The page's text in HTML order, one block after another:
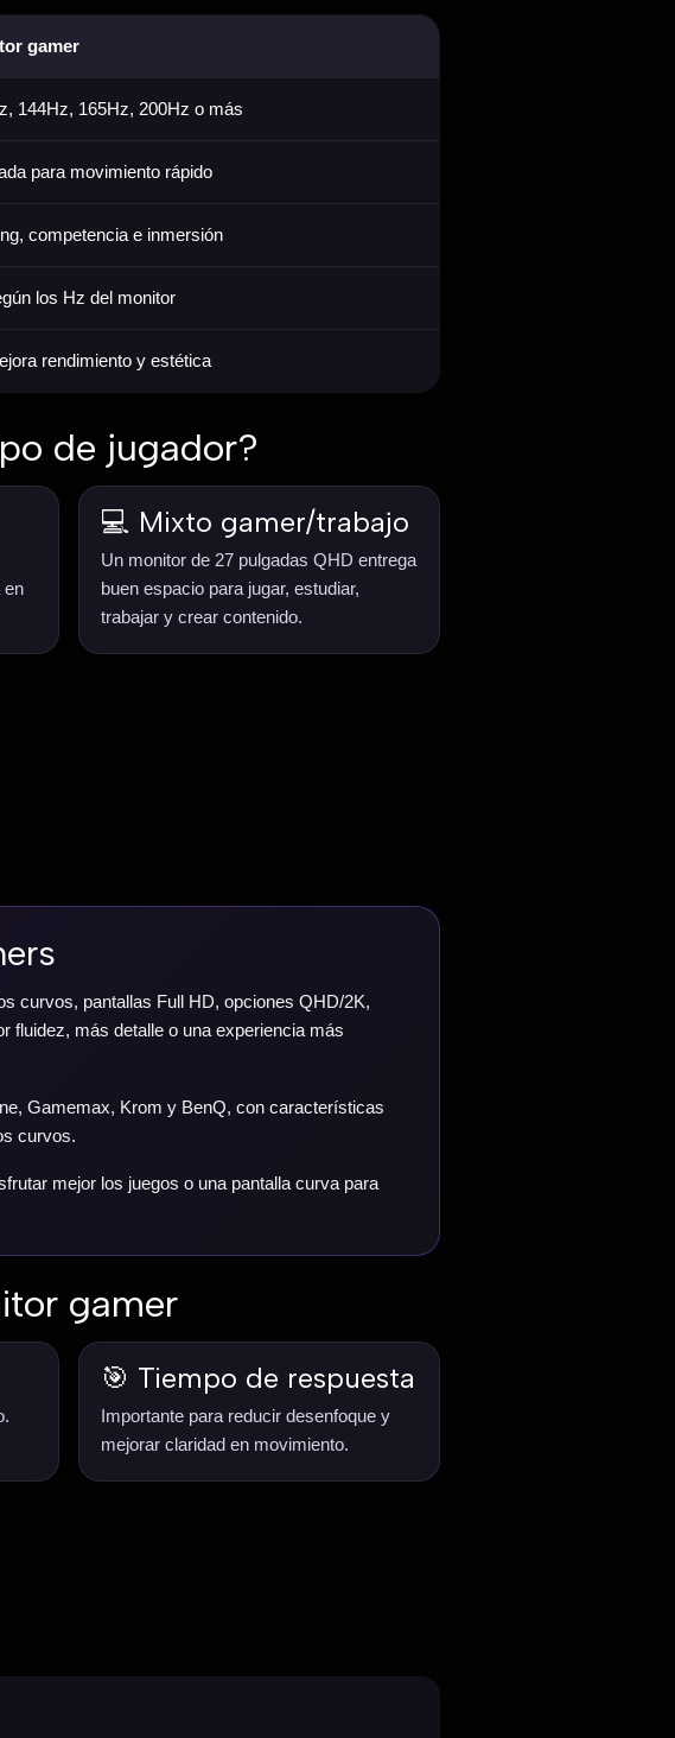
gamer
144Hz, 165Hz, 200Hz o más
para movimiento rápido
competencia e inmersión
los Hz del monitor
rendimiento y estética
de jugador?
en
💻 Mixto gamer/trabajo
Un monitor de 27 pulgadas QHD entrega
buen espacio para jugar, estudiar,
trabajar y crear contenido.
curvos, pantallas Full HD, opciones QHD/2K,
fluidez, más detalle o una experiencia más
Gamemax, Krom y BenQ, con características
curvos.
mejor los juegos o una pantalla curva para
gamer
🎯 Tiempo de respuesta
Importante para reducir desenfoque y
mejorar claridad en movimiento.